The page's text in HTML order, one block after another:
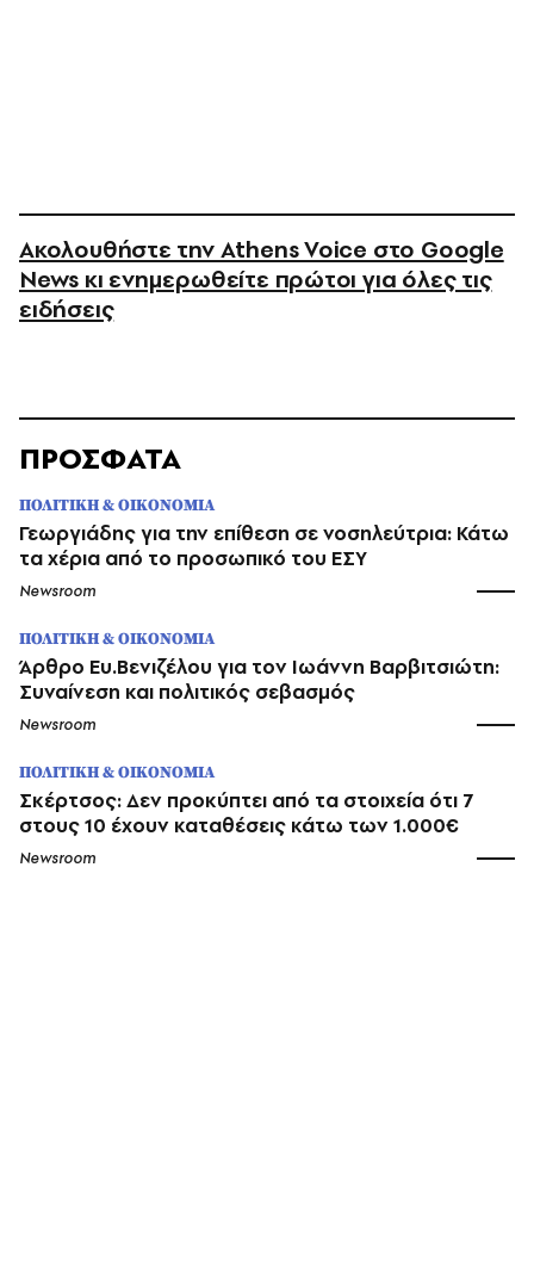
Ακολουθήστε την Athens Voice στο Google
News κι ενημερωθείτε πρώτοι για όλες τις
ειδήσεις
ΠΡΟΣΦΑΤΑ
ΠΟΛΙΤΙΚΗ & ΟΙΚΟΝΟΜΙΑ
Γεωργιάδης για την επίθεση σε νοσηλεύτρια: Κάτω
τα χέρια από το προσωπικό του ΕΣΥ
Newsroom
ΠΟΛΙΤΙΚΗ & ΟΙΚΟΝΟΜΙΑ
Άρθρο Ευ.Βενιζέλου για τον Iωάννη Βαρβιτσιώτη:
Συναίνεση και πολιτικός σεβασμός
Newsroom
ΠΟΛΙΤΙΚΗ & ΟΙΚΟΝΟΜΙΑ
Σκέρτσος: Δεν προκύπτει από τα στοιχεία ότι 7
στους 10 έχουν καταθέσεις κάτω των 1.000€
Newsroom